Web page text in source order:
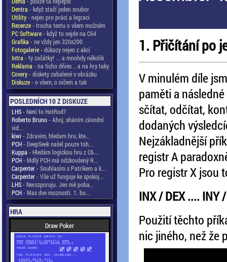
Dentra - když stačí jeden soubor
Utility- nejen pro práci a legraci
Recenze- trocha textu o všem možném
PC Software- když to nejde na C64
Grafika - ne vždy jen 320x200
Fotogalerie- důkazy nejen z akcí
Intra - ty začátky! ... a mnohdy několik
Reklama - na ticho dňies .. a na hry taky
Covery- diskety zabalené v obrázku
Diskuze- o všem, o ničem a tak
POSLEDNÍCH 10 Z DISKUZE
LHS- Není to HotRod?
Roberto Bruno- Ahoj, sháním závodní
vid...
kiwi - Zdravim, hledam hru, kte...
PCH- DeepSeek našel pouze toh...
Kuppa - Hledám logickou hru z C6...
PCH- Mdlý PCH má odzkoušený R...
Carpenter- Souhlasím s Patrikem a k...
Carpenter- Vše už funguje ke spokoj...
LHS- Nerozporuju. Jen mě poba...
PCH- Mas dve moznosti. 1. bu...
HRA
Draw Poker
1. Přičítání po
V minulém díle
paměti a
sčítat, odčítat,
dodaných
Nejzákladnější
registr A
Pro registr X jsou
INX / DEX .... INY
Použití těchto
nic jiného, než že